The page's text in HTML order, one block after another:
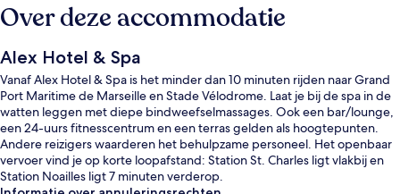
Over deze accommodatie
Alex Hotel & Spa
Vanaf Alex Hotel & Spa is het minder dan 10 minuten rijden naar Grand
Port Maritime de Marseille en Stade Vélodrome. Laat je bij de spa in de
watten leggen met diepe bindweefselmassages. Ook een bar/lounge,
een 24-uurs fitnesscentrum en een terras gelden als hoogtepunten.
Andere reizigers waarderen het behulpzame personeel. Het openbaar
vervoer vind je op korte loopafstand: Station St. Charles ligt vlakbij en
Station Noailles ligt 7 minuten verderop.